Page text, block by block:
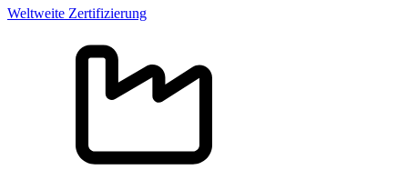
Weltweite Zertifizierung